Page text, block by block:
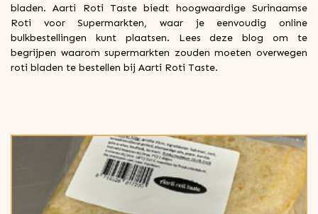
bladen. Aarti Roti Taste biedt hoogwaardige Surinaamse
Roti voor Supermarkten, waar je eenvoudig online
bulkbestellingen kunt plaatsen. Lees deze blog om te
begrijpen waarom supermarkten zouden moeten overwegen
roti bladen te bestellen bij Aarti Roti Taste.